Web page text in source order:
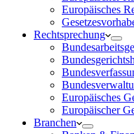
Europäisches
Rechtsprechung
Europäisches
Europäischer
Branchen